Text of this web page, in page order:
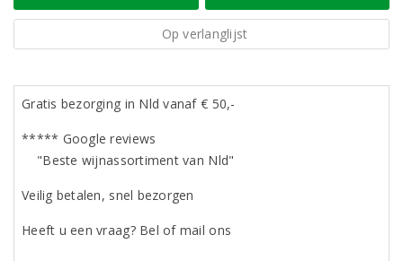
Op verlanglijst
Gratis bezorging in Nld vanaf € 50,-
***** Google reviews
"Beste wijnassortiment van Nld"
Veilig betalen, snel bezorgen
Heeft u een vraag? Bel of mail ons